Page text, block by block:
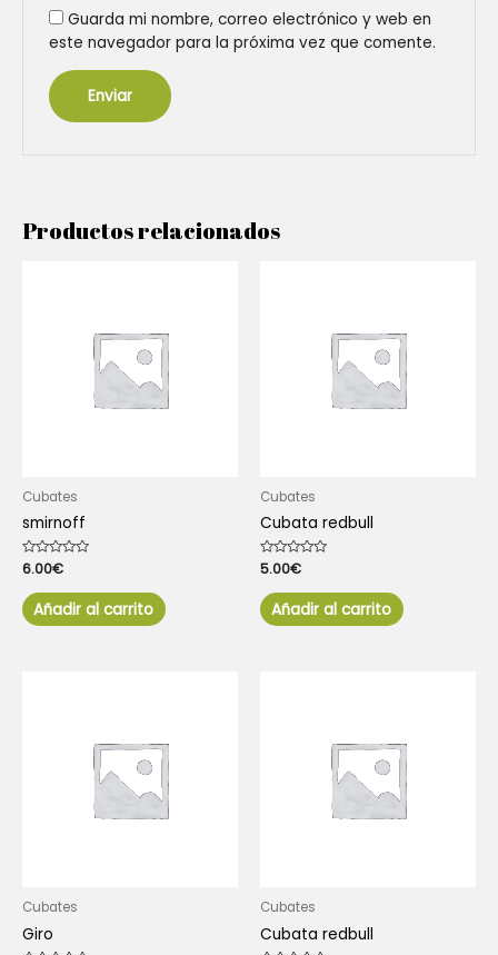
Guarda mi nombre, correo electrónico y web en
este navegador para la próxima vez que comente.
Productos relacionados
Cubates
smirnoff
Valorado
con
de
5
6.00€
Añadir al carrito
Cubates
Cubata redbull
Valorado
con
de
5
5.00€
Añadir al carrito
Cubates
Giro
Cubates
Cubata redbull